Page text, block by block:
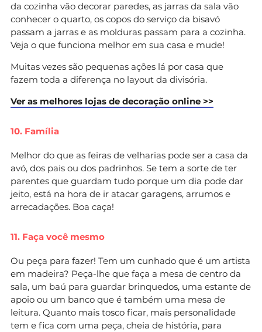
da cozinha vão decorar paredes, as jarras da sala vão
conhecer o quarto, os copos do serviço da bisavó
passam a jarras e as molduras passam para a cozinha.
Veja o que funciona melhor em sua casa e mude!
Muitas vezes são pequenas ações lá por casa que
fazem toda a diferença no layout da divisória.
Ver as melhores lojas de decoração online >>
10. Família
Melhor do que as feiras de velharias pode ser a casa da
avó, dos pais ou dos padrinhos. Se tem a sorte de ter
parentes que guardam tudo porque um dia pode dar
jeito, está na hora de ir atacar garagens, arrumos e
arrecadações. Boa caça!
11. Faça você mesmo
Ou peça para fazer! Tem um cunhado que é um artista
em madeira? Peça-lhe que faça a mesa de centro da
sala, um baú para guardar brinquedos, uma estante de
apoio ou um banco que é também uma mesa de
leitura. Quanto mais tosco ficar, mais personalidade
tem e fica com uma peça, cheia de história, para